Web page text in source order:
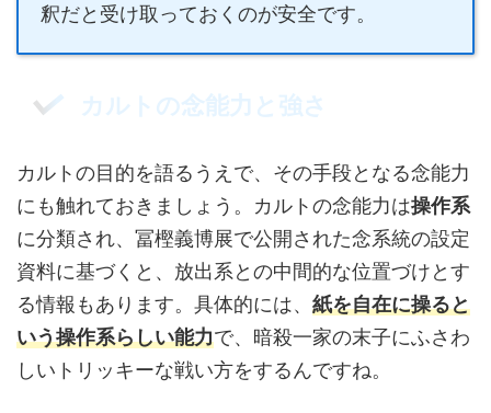
釈だと受け取っておくのが安全です。
カルトの念能力と強さ
カルトの目的を語るうえで、その手段となる念能力
にも触れておきましょう。カルトの念能力は操作系
に分類され、冨樫義博展で公開された念系統の設定
資料に基づくと、放出系との中間的な位置づけとす
る情報もあります。具体的には、 紙を自在に操ると
いう操作系らしい能力で、暗殺一家の末子にふさわ
しいトリッキーな戦い方をするんですね。